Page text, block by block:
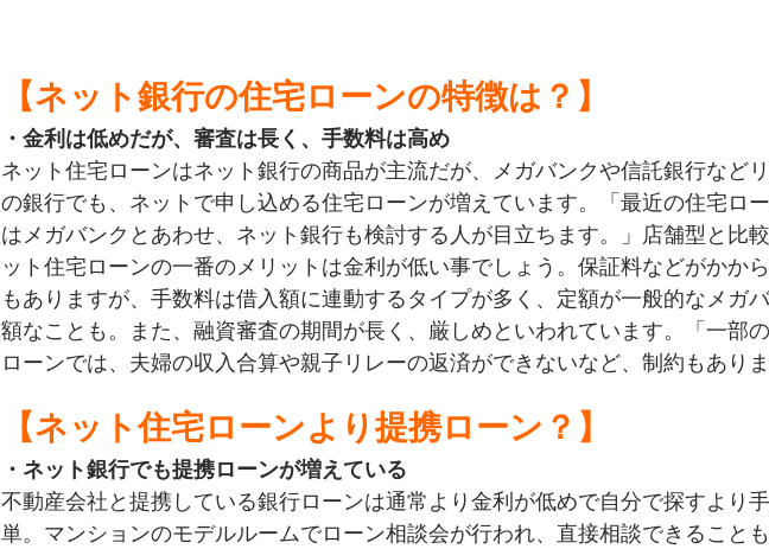
【ネット銀行の住宅ローンの特徴は？】
・金利は低めだが、審査は長く、手数料は高め
ネット住宅ローンはネット銀行の商品が主流だが、メガバンクや信託銀行など
の銀行でも、ネットで申し込める住宅ローンが増えています。「最近の住宅ロ
はメガバンクとあわせ、ネット銀行も検討する人が目立ちます。」店舗型と比
ット住宅ローンの一番のメリットは金利が低い事でしょう。保証料などがかか
もありますが、手数料は借入額に連動するタイプが多く、定額が一般的なメガ
額なことも。また、融資審査の期間が長く、厳しめといわれています。「一部
ローンでは、夫婦の収入合算や親子リレーの返済ができないなど、制約もありま
【ネット住宅ローンより提携ローン？】
・ネット銀行でも提携ローンが増えている
不動産会社と提携している銀行ローンは通常より金利が低めで自分で探すより
単。マンションのモデルルームでローン相談会が行われ、直接相談できること